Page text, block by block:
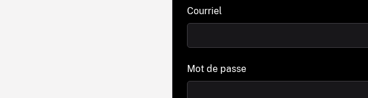
Courriel
Mot de passe